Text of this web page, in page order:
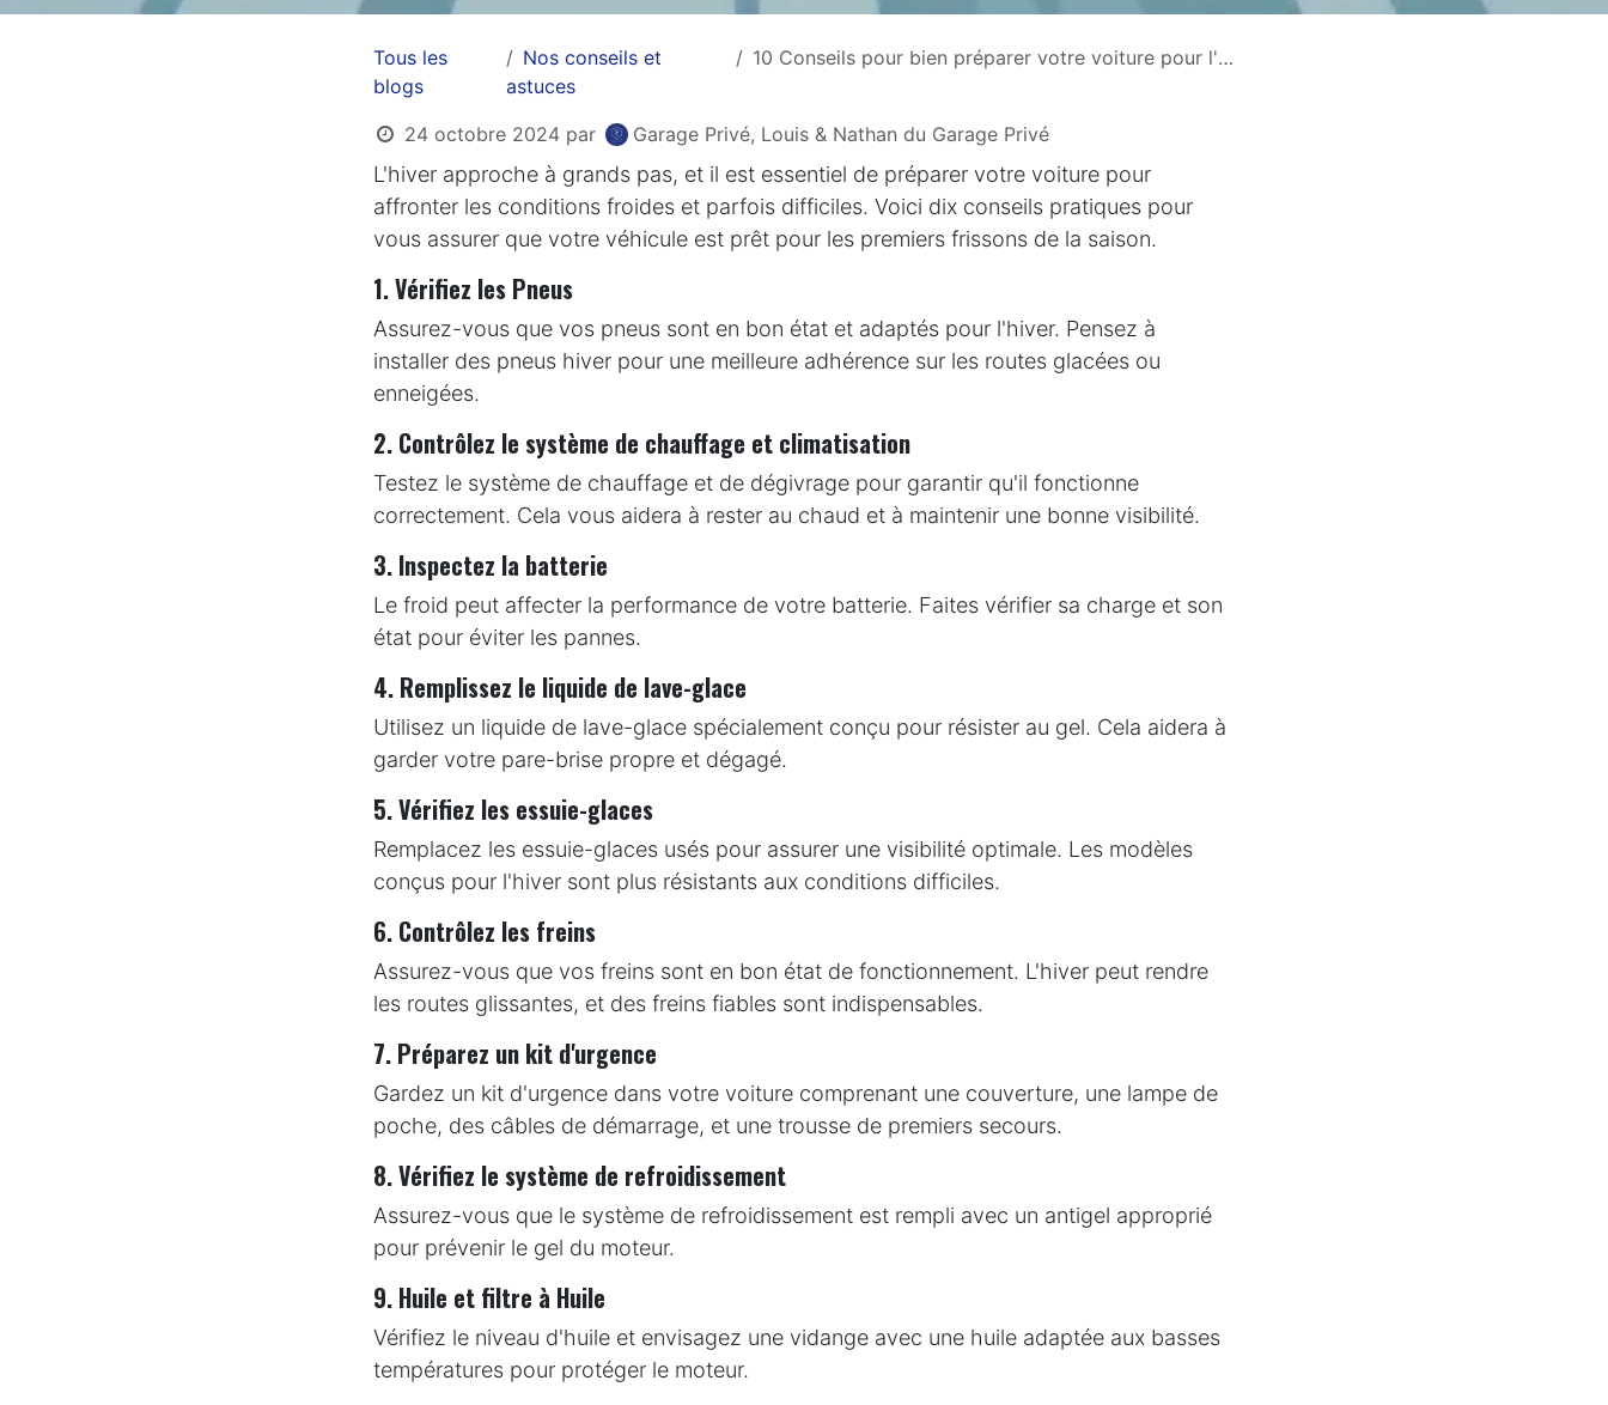
Tous les
blogs
Nos conseils et
astuces
10 Conseils pour bien préparer votre voiture pour l'hiver
24 octobre 2024 par Garage Privé, Louis & Nathan du Garage Privé
L'hiver approche à grands pas, et il est essentiel de préparer votre voiture pour
affronter les conditions froides et parfois difficiles. Voici dix conseils pratiques pour
vous assurer que votre véhicule est prêt pour les premiers frissons de la saison.
1. Vérifiez les Pneus
Assurez-vous que vos pneus sont en bon état et adaptés pour l'hiver. Pensez à
installer des pneus hiver pour une meilleure adhérence sur les routes glacées ou
enneigées.
2. Contrôlez le système de chauffage et climatisation
Testez le système de chauffage et de dégivrage pour garantir qu'il fonctionne
correctement. Cela vous aidera à rester au chaud et à maintenir une bonne visibilité.
3. Inspectez la batterie
Le froid peut affecter la performance de votre batterie. Faites vérifier sa charge et son
état pour éviter les pannes.
4. Remplissez le liquide de lave-glace
Utilisez un liquide de lave-glace spécialement conçu pour résister au gel. Cela aidera à
garder votre pare-brise propre et dégagé.
5. Vérifiez les essuie-glaces
Remplacez les essuie-glaces usés pour assurer une visibilité optimale. Les modèles
conçus pour l'hiver sont plus résistants aux conditions difficiles.
6. Contrôlez les freins
Assurez-vous que vos freins sont en bon état de fonctionnement. L'hiver peut rendre
les routes glissantes, et des freins fiables sont indispensables.
7. Préparez un kit d'urgence
Gardez un kit d'urgence dans votre voiture comprenant une couverture, une lampe de
poche, des câbles de démarrage, et une trousse de premiers secours.
8. Vérifiez le système de refroidissement
Assurez-vous que le système de refroidissement est rempli avec un antigel approprié
pour prévenir le gel du moteur.
9. Huile et filtre à Huile
Vérifiez le niveau d'huile et envisagez une vidange avec une huile adaptée aux basses
températures pour protéger le moteur.